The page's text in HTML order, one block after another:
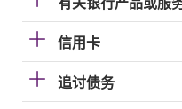
有关银行产品或服
信用卡
追讨债务